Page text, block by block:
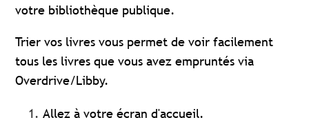
votre bibliothèque publique.
Trier vos livres vous permet de voir facilement
tous les livres que vous avez empruntés via
Overdrive/Libby.
Allez à votre écran d'accueil.